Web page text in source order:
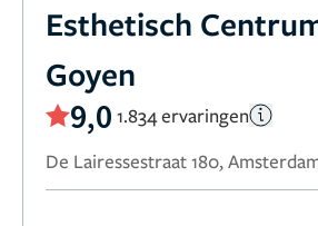
Esthetisch
Goyen
9,0 1.834 ervaringen
De Lairessestraat 180,